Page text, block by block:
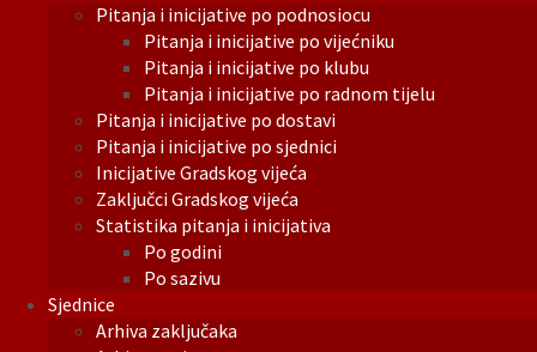
Pitanja i inicijative po podnosiocu
Pitanja i inicijative po vijećniku
Pitanja i inicijative po klubu
Pitanja i inicijative po radnom tijelu
Pitanja i inicijative po dostavi
Pitanja i inicijative po sjednici
Inicijative Gradskog vijeća
Zaključci Gradskog vijeća
Statistika pitanja i inicijativa
Po godini
Po sazivu
Sjednice
Arhiva zaključaka